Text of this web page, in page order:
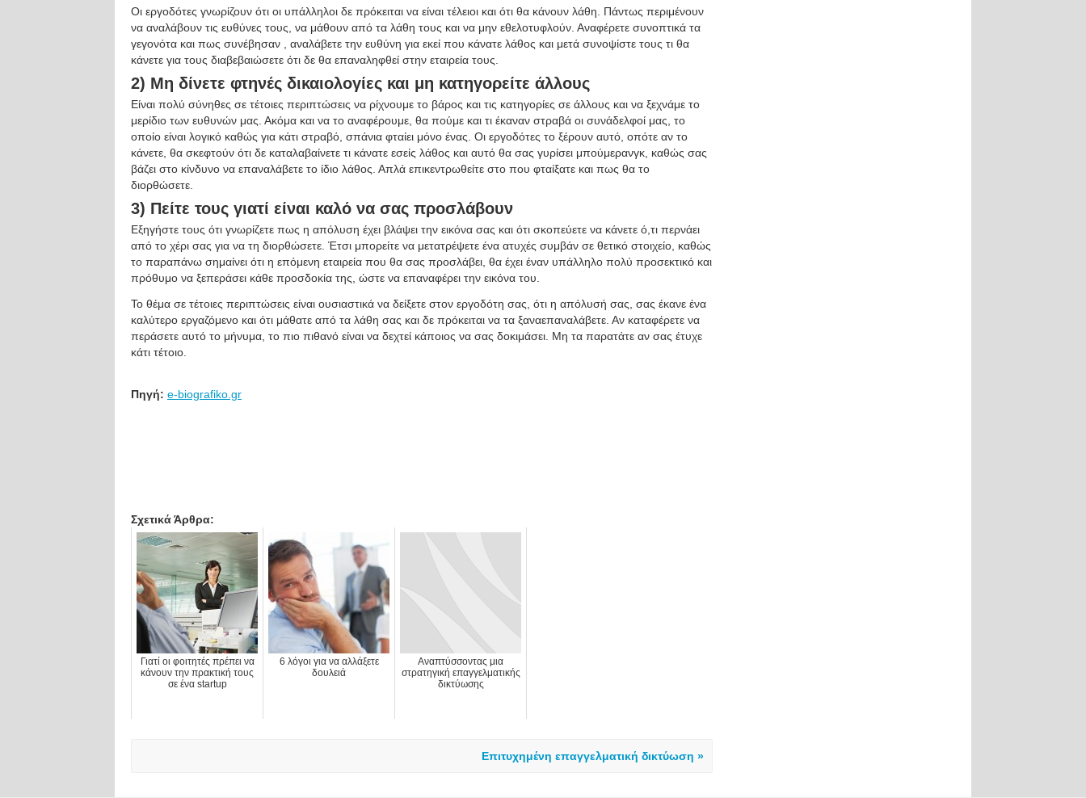
Οι εργοδότες γνωρίζουν ότι οι υπάλληλοι δε πρόκειται να είναι τέλειοι και ότι θα κάνουν λάθη. Πάντως περιμένουν
να αναλάβουν τις ευθύνες τους, να μάθουν από τα λάθη τους και να μην εθελοτυφλούν. Αναφέρετε συνοπτικά τα
γεγονότα και πως συνέβησαν , αναλάβετε την ευθύνη για εκεί που κάνατε λάθος και μετά συνοψίστε τους τι θα
κάνετε για τους διαβεβαιώσετε ότι δε θα επαναληφθεί στην εταιρεία τους.
2) Μη δίνετε φτηνές δικαιολογίες και μη κατηγορείτε άλλους
Είναι πολύ σύνηθες σε τέτοιες περιπτώσεις να ρίχνουμε το βάρος και τις κατηγορίες σε άλλους και να ξεχνάμε το
μερίδιο των ευθυνών μας. Ακόμα και να το αναφέρουμε, θα πούμε και τι έκαναν στραβά οι συνάδελφοί μας, το
οποίο είναι λογικό καθώς για κάτι στραβό, σπάνια φταίει μόνο ένας. Οι εργοδότες το ξέρουν αυτό, οπότε αν το
κάνετε, θα σκεφτούν ότι δε καταλαβαίνετε τι κάνατε εσείς λάθος και αυτό θα σας γυρίσει μπούμερανγκ, καθώς σας
βάζει στο κίνδυνο να επαναλάβετε το ίδιο λάθος. Απλά επικεντρωθείτε στο που φταίξατε και πως θα το
διορθώσετε.
3) Πείτε τους γιατί είναι καλό να σας προσλάβουν
Εξηγήστε τους ότι γνωρίζετε πως η απόλυση έχει βλάψει την εικόνα σας και ότι σκοπεύετε να κάνετε ό,τι περνάει
από το χέρι σας για να τη διορθώσετε. Έτσι μπορείτε να μετατρέψετε ένα ατυχές συμβάν σε θετικό στοιχείο, καθώς
το παραπάνω σημαίνει ότι η επόμενη εταιρεία που θα σας προσλάβει, θα έχει έναν υπάλληλο πολύ προσεκτικό και
πρόθυμο να ξεπεράσει κάθε προσδοκία της, ώστε να επαναφέρει την εικόνα του.
Το θέμα σε τέτοιες περιπτώσεις είναι ουσιαστικά να δείξετε στον εργοδότη σας, ότι η απόλυσή σας, σας έκανε ένα
καλύτερο εργαζόμενο και ότι μάθατε από τα λάθη σας και δε πρόκειται να τα ξαναεπαναλάβετε. Αν καταφέρετε να
περάσετε αυτό το μήνυμα, το πιο πιθανό είναι να δεχτεί κάποιος να σας δοκιμάσει. Μη τα παρατάτε αν σας έτυχε
κάτι τέτοιο.
Πηγή: e-biografiko.gr
Σχετικά Άρθρα:
Γιατί οι φοιτητές πρέπει να
κάνουν την πρακτική τους
σε ένα startup
6 λόγοι για να αλλάξετε
δουλειά
Αναπτύσσοντας μια
στρατηγική επαγγελματικής
δικτύωσης
Επιτυχημένη επαγγελματική δικτύωση »